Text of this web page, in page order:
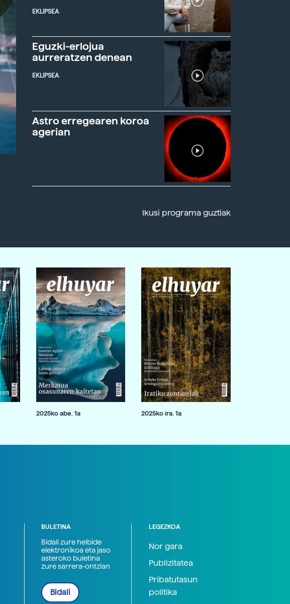
EKLIPSEA
Eguzki-erlojua
aurreratzen denean
EKLIPSEA
Astro erregearen koroa
agerian
Ikusi programa guztiak
2025ko abe. 1a 2025ko ira. 1a
BULETINA
Bidali zure helbide
elektronikoa eta jaso
asteroko buletina
zure sarrera-ontzian
Bidali
LEGEZKOA
Nor gara
Publizitatea
Pribatutasun
politika